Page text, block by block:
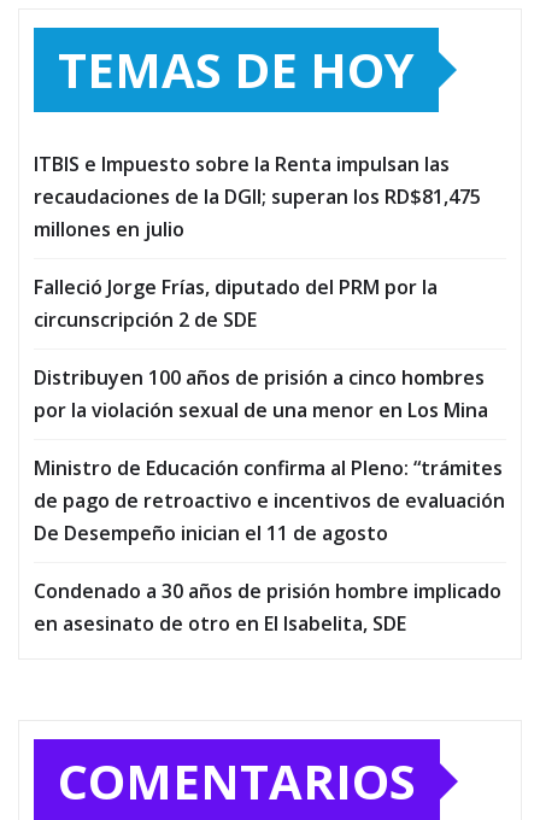
TEMAS DE HOY
ITBIS e Impuesto sobre la Renta impulsan las
recaudaciones de la DGII; superan los RD$81,475
millones en julio
Falleció Jorge Frías, diputado del PRM por la
circunscripción 2 de SDE
Distribuyen 100 años de prisión a cinco hombres
por la violación sexual de una menor en Los Mina
Ministro de Educación confirma al Pleno: “trámites
de pago de retroactivo e incentivos de evaluación
De Desempeño inician el 11 de agosto
Condenado a 30 años de prisión hombre implicado
en asesinato de otro en El Isabelita, SDE
COMENTARIOS